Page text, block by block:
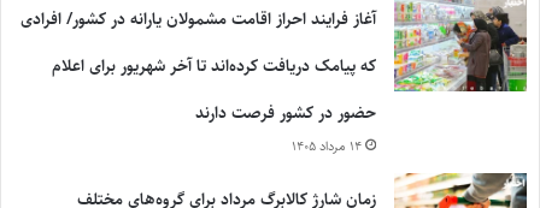
آغاز فرایند احراز اقامت مشمولان یارانه در کشور/ افرادی
که پیامک دریافت کرده‌اند تا آخر شهریور برای اعلام
حضور در کشور فرصت دارند
۱۴ مرداد ۱۴۰۵
زمان شارژ کالابرگ مرداد برای گروه‌های مختلف